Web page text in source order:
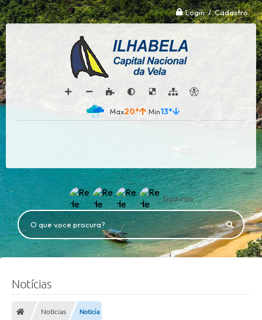
Login / Cadastro
20° 13°
Siga-nos
O que voce procura?
Notícias
Notícias Notícia